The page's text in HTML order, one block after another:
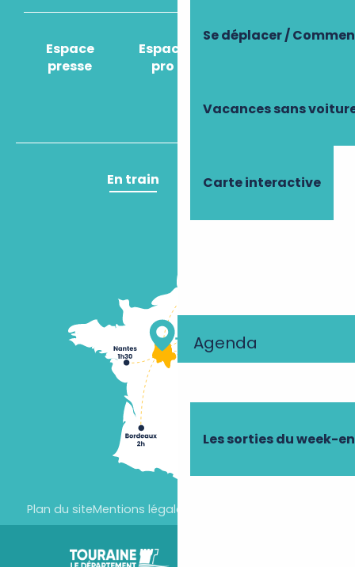
Se déplacer /
Vacances sans
Carte interactive
Agenda
Les sorties du week-
Espace
presse
Espace
pro
Comment venir
En train En avion
Plan du siteMentions légales